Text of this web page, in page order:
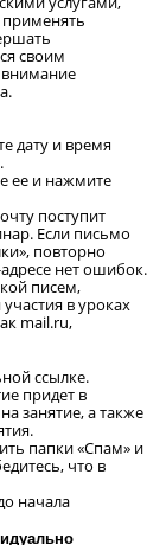
своим
дату и время
ее и нажмите
поступит
Если письмо
повторно
нет ошибок.
писем,
в уроках
mail.ru,
ссылке.
придет в
занятие, а также
папки «Спам» и
что в
начала